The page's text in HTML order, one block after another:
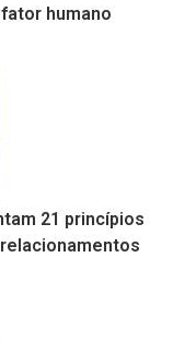
humano
21 princípios